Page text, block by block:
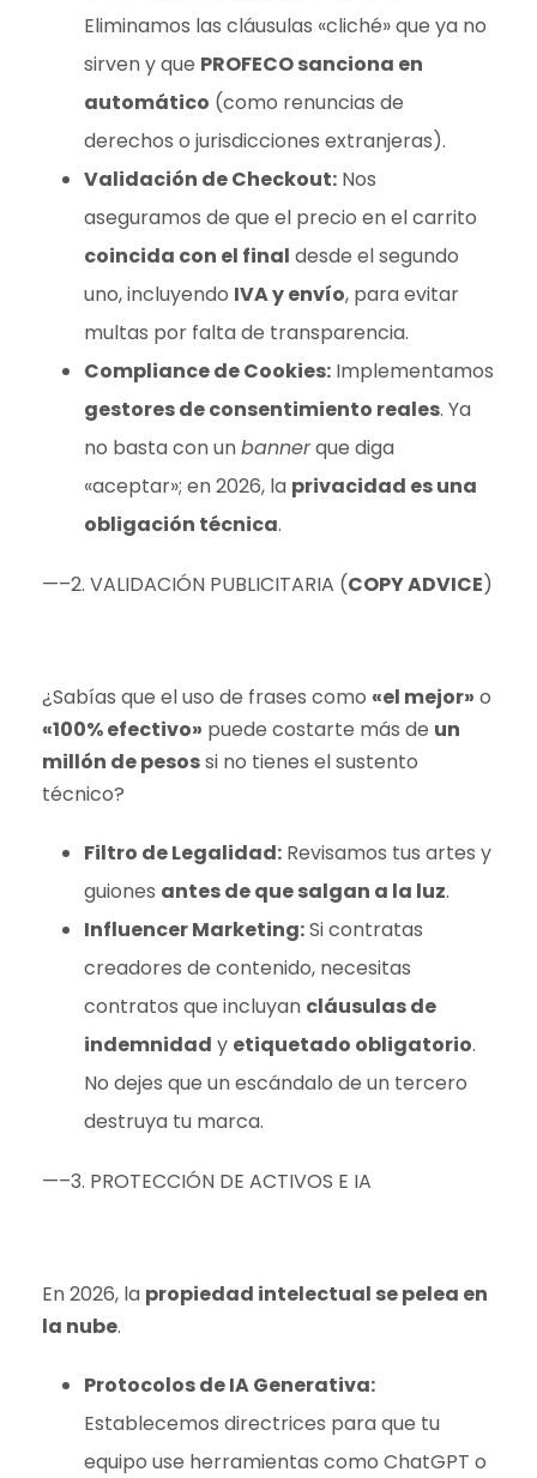
Eliminamos las cláusulas «cliché» que ya no
sirven y que PROFECO sanciona en
automático (como renuncias de
derechos o jurisdicciones extranjeras).
Validación de Checkout: Nos
aseguramos de que el precio en el carrito
coincida con el final desde el segundo
uno, incluyendo IVA y envío, para evitar
multas por falta de transparencia.
Compliance de Cookies: Implementamos
gestores de consentimiento reales. Ya
no basta con unbannerque diga
«aceptar»; en 2026, la privacidad es una
obligación técnica.
—–2. VALIDACIÓN PUBLICITARIA (COPY ADVICE)
¿Sabías que el uso de frases como «el mejor» o
«100% efectivo» puede costarte más de un
millón de pesossi no tienes el sustento
técnico?
Filtro de Legalidad: Revisamos tus artes y
guiones antes de que salgan a la luz.
Influencer Marketing:Si contratas
creadores de contenido, necesitas
contratos que incluyan cláusulas de
indemnidad y etiquetado obligatorio.
No dejes que un escándalo de un tercero
destruya tu marca.
—–3. PROTECCIÓN DE ACTIVOS E IA
En 2026, la propiedad intelectual se pelea en
la nube.
Protocolos de IA Generativa:
Establecemos directrices para que tu
equipo use herramientas como ChatGPT o